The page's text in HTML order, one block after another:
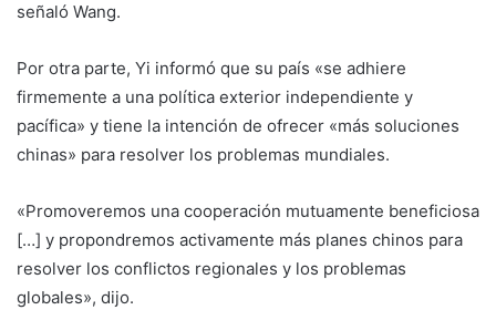
señaló Wang.
Por otra parte, Yi informó que su país «se adhiere
firmemente a una política exterior independiente y
pacífica» y tiene la intención de ofrecer «más soluciones
chinas» para resolver los problemas mundiales.
«Promoveremos una cooperación mutuamente beneficiosa
[…] y propondremos activamente más planes chinos para
resolver los conflictos regionales y los problemas
globales», dijo.